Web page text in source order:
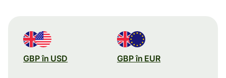
GBP în USD GBP în EUR